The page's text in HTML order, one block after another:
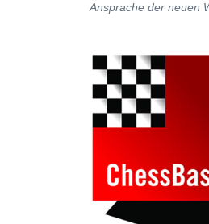
Ansprache der neuen